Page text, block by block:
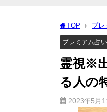
TOP プレ
プレミアム占い
霊視※
る人の
2023年5月